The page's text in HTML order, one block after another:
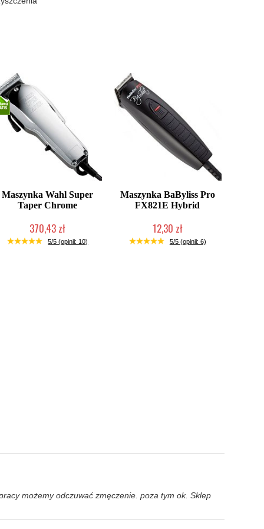
Maszynka Wahl Super
Taper Chrome
370,43 zł
Duża ilość (wysyłka w 24h)
5/5 (opinii: 10)
Maszynka BaByliss Pro
FX821E Hybrid
12,30 zł
Produkt wycofany
5/5 (opinii: 6)
możemy odczuwać zmęczenie. poza tym ok. Sklep